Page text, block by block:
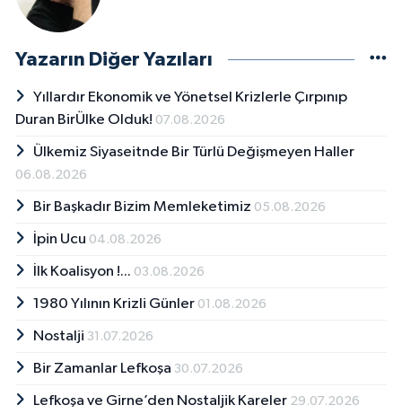
Yazarın Diğer Yazıları
Yıllardır Ekonomik ve Yönetsel Krizlerle Çırpınıp
Duran BirÜlke Olduk! 07.08.2026
Ülkemiz Siyaseitnde Bir Türlü Değişmeyen Haller
06.08.2026
Bir Başkadır Bizim Memleketimiz 05.08.2026
İpin Ucu 04.08.2026
İlk Koalisyon !... 03.08.2026
1980 Yılının Krizli Günler 01.08.2026
Nostalji 31.07.2026
Bir Zamanlar Lefkoşa 30.07.2026
Lefkoşa ve Girne’den Nostaljik Kareler 29.07.2026